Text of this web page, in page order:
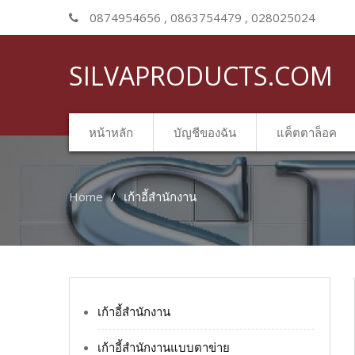
0874954656 , 0863754479 , 028025024
SILVAPRODUCTS.COM
หน้าหลัก บัญชีของฉัน แค็ตตาล็อค
Home เก้าอี้สำนักงาน
เก้าอี้สำนักงาน
เก้าอี้สำนักงานแบบตาข่าย